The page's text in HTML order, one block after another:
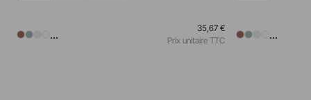
...
35,67 €
Prix unitaire TTC
...